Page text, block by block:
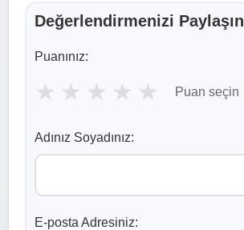
Değerlendirmenizi Paylaşın
Puanınız:
★ ★ ★ ★ ★ Puan seçin
Adınız Soyadınız:
E-posta Adresiniz: